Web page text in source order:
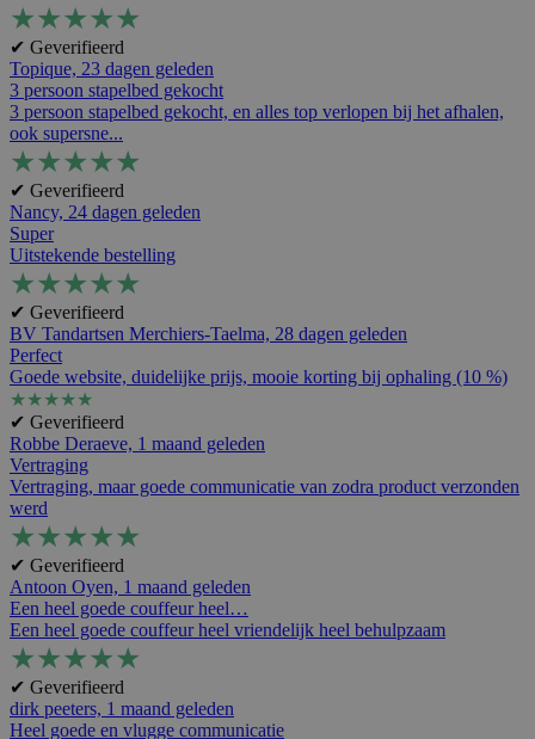
★★★★★
✔ Geverifieerd
Topique, 23 dagen geleden
3 persoon stapelbed gekocht
3 persoon stapelbed gekocht, en alles top verlopen bij het afhalen,
ook supersne...
★★★★★
✔ Geverifieerd
Nancy, 24 dagen geleden
Super
Uitstekende bestelling
★★★★★
✔ Geverifieerd
BV Tandartsen Merchiers-Taelma, 28 dagen geleden
Perfect
Goede website, duidelijke prijs, mooie korting bij ophaling (10 %)
★★★★★
✔ Geverifieerd
Robbe Deraeve, 1 maand geleden
Vertraging
Vertraging, maar goede communicatie van zodra product verzonden
werd
★★★★★
✔ Geverifieerd
Antoon Oyen, 1 maand geleden
Een heel goede couffeur heel…
Een heel goede couffeur heel vriendelijk heel behulpzaam
★★★★★
✔ Geverifieerd
dirk peeters, 1 maand geleden
Heel goede en vlugge communicatie